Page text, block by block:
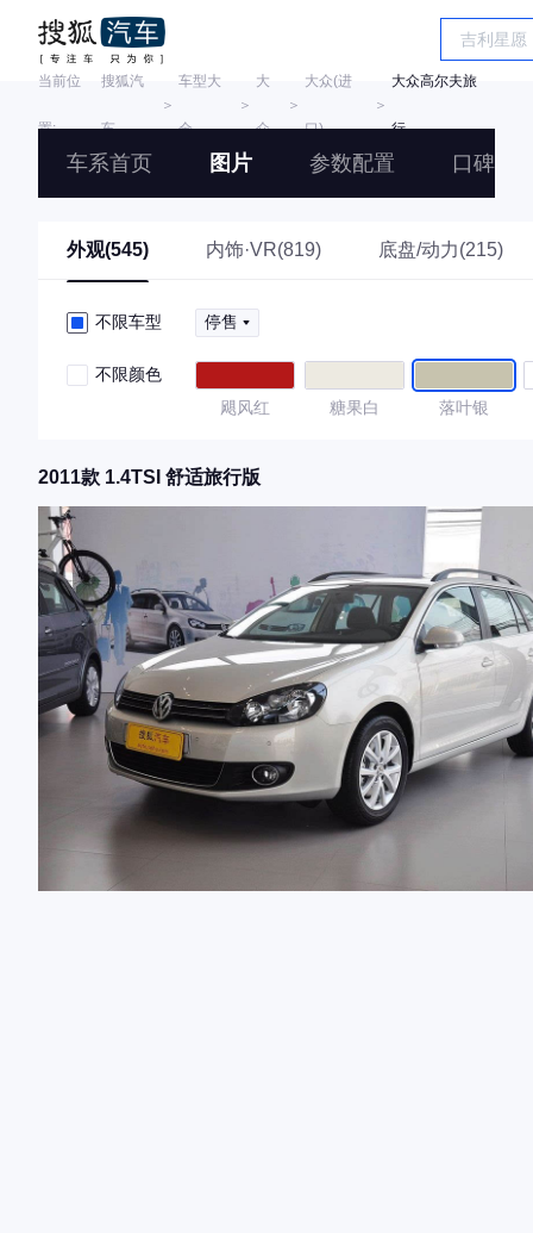
当前位
置:
搜狐汽
车
＞
车型大
全
＞
大
众
＞
大众(进
口)
＞
大众高尔夫旅
行
车系首页 图片 参数配置 口碑
外观(545) 内饰·VR(819) 底盘/动力(215)
不限车型 停售
不限颜色
飓风红
糖果白 落叶银
2011款 1.4TSI 舒适旅行版